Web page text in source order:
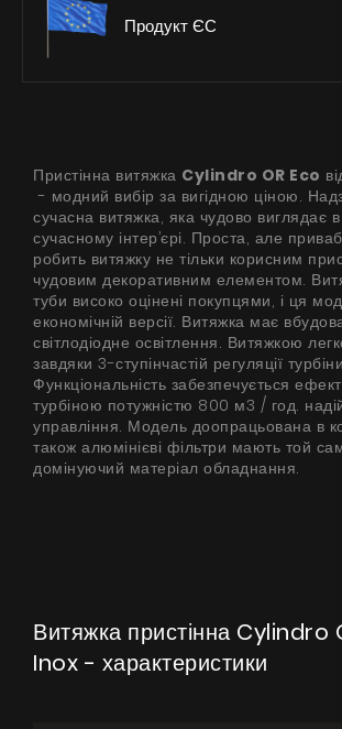
Продукт ЄС
Пристінна витяжка Cylindro OR Eco
- модний вибір за вигідною ціною.
сучасна витяжка, яка чудово виглядає
сучасному інтер’єрі. Проста, але
робить витяжку не тільки корисним
чудовим декоративним елементом.
туби високо оцінені покупцями, і ця
економічній версії. Витяжка має
світлодіодне освітлення. Витяжкою
завдяки 3-ступінчастій регуляції
Функціональність забезпечується
турбіною потужністю 800 м3 / год.
управління. Модель доопрацьована в
також алюмінієві фільтри мають той
домінуючий матеріал обладнання.
Витяжка пристінна Cylindro
Inox - характеристики